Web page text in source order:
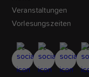
Veranstaltungen
Vorlesungszeiten